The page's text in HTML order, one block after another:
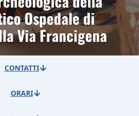
Ospedale di
Via Francigena
CONTATTI
ORARI